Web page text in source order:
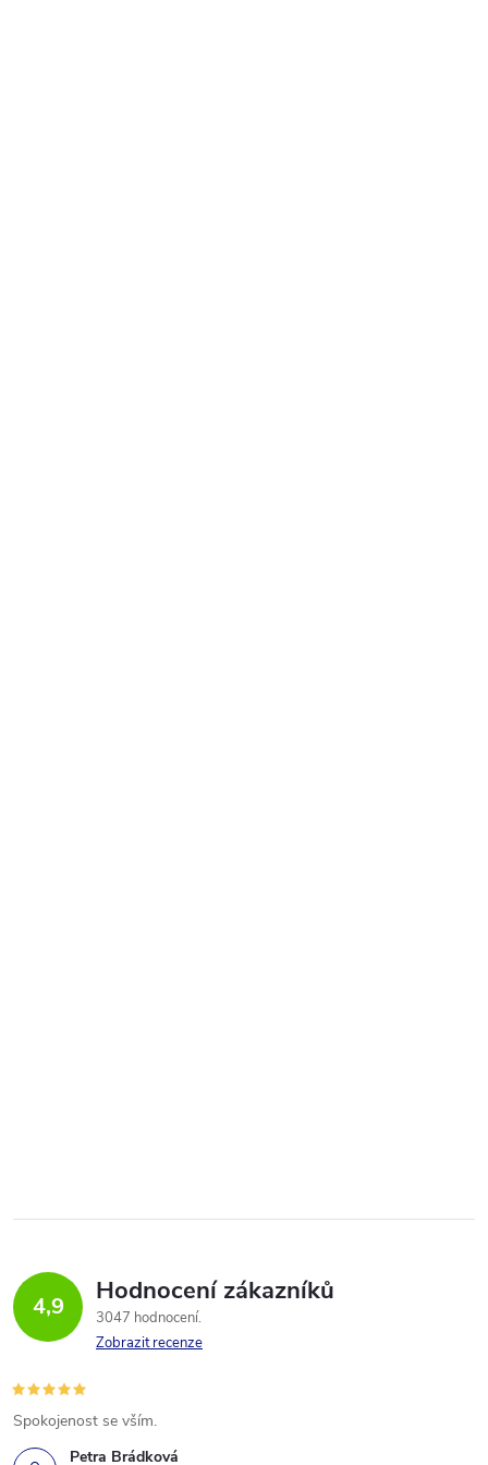
4,9 Hodnocení zákazníků
3047 hodnocení
Zobrazit recenze
Petra Brádková
Spokojenost se vším.